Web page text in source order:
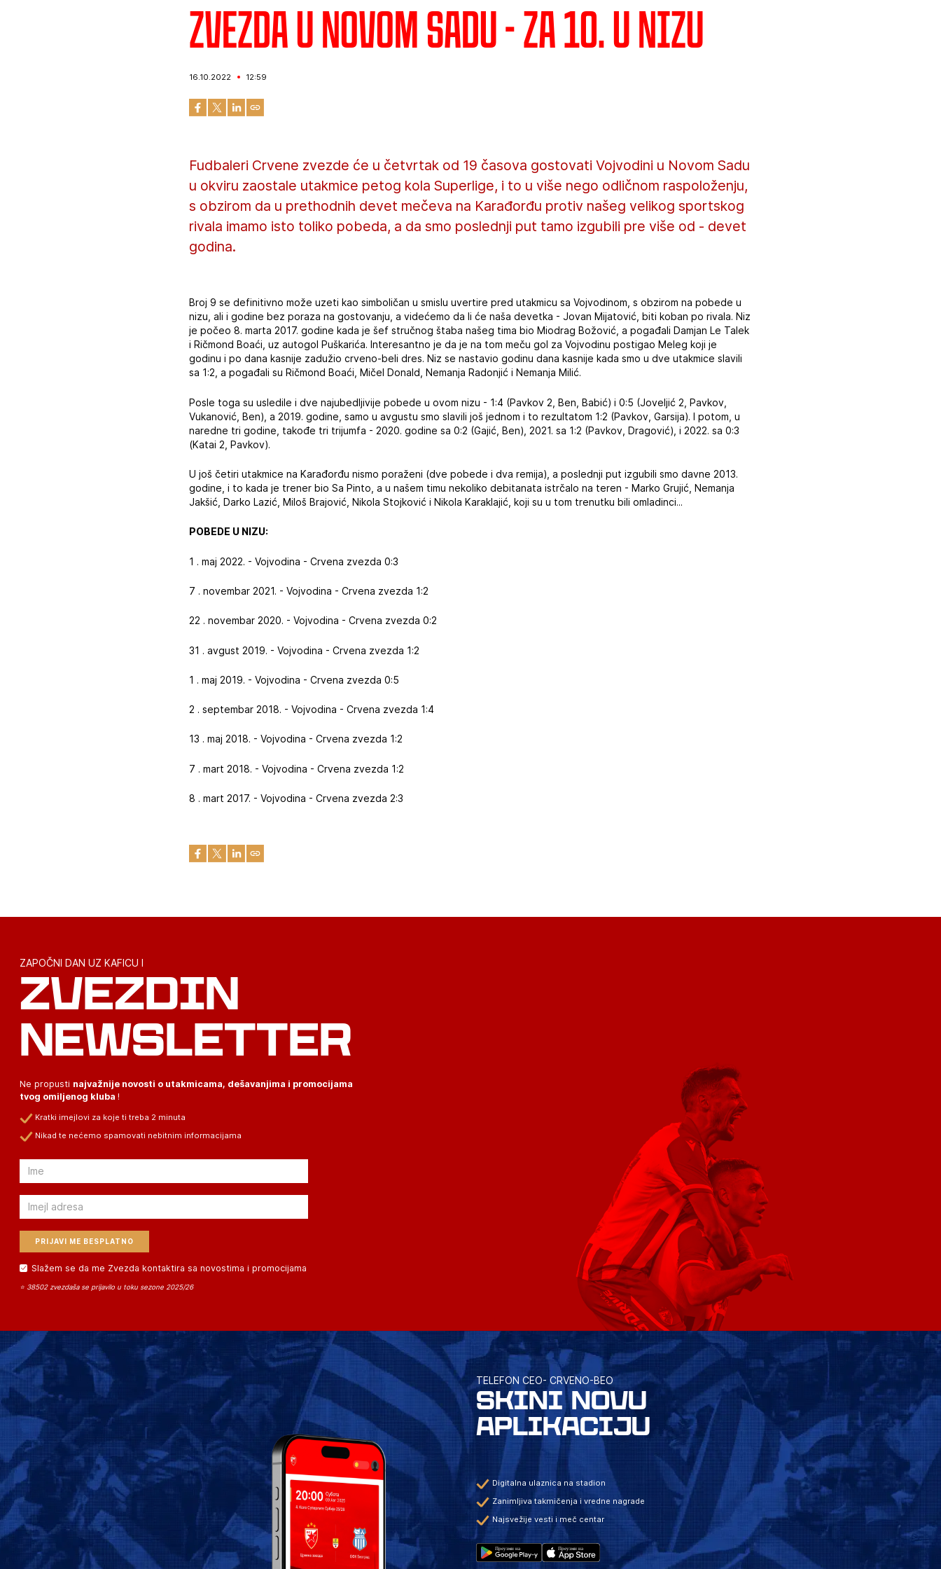
Zvezda u Novom Sadu - Za 10. u nizu
16.10.2022 12:59
Fudbaleri Crvene zvezde će u četvrtak od 19 časova gostovati Vojvodini u Novom Sadu
u okviru zaostale utakmice petog kola Superlige, i to u više nego odličnom raspoloženju,
s obzirom da u prethodnih devet mečeva na Karađorđu protiv našeg velikog sportskog
rivala imamo isto toliko pobeda, a da smo poslednji put tamo izgubili pre više od - devet
godina.
Broj 9 se definitivno može uzeti kao simboličan u smislu uvertire pred utakmicu sa Vojvodinom, s obzirom na pobede u
nizu, ali i godine bez poraza na gostovanju, a videćemo da li će naša devetka - Jovan Mijatović, biti koban po rivala. Niz
je počeo 8. marta 2017. godine kada je šef stručnog štaba našeg tima bio Miodrag Božović, a pogađali Damjan Le Talek
i Ričmond Boaći, uz autogol Puškarića. Interesantno je da je na tom meču gol za Vojvodinu postigao Meleg koji je
godinu i po dana kasnije zadužio crveno-beli dres. Niz se nastavio godinu dana kasnije kada smo u dve utakmice slavili
sa 1:2, a pogađali su Ričmond Boaći, Mičel Donald, Nemanja Radonjić i Nemanja Milić.
Posle toga su usledile i dve najubedljivije pobede u ovom nizu - 1:4 (Pavkov 2, Ben, Babić) i 0:5 (Joveljić 2, Pavkov,
Vukanović, Ben), a 2019. godine, samo u avgustu smo slavili još jednom i to rezultatom 1:2 (Pavkov, Garsija). I potom, u
naredne tri godine, takođe tri trijumfa - 2020. godine sa 0:2 (Gajić, Ben), 2021. sa 1:2 (Pavkov, Dragović), i 2022. sa 0:3
(Katai 2, Pavkov).
U još četiri utakmice na Karađorđu nismo poraženi (dve pobede i dva remija), a poslednji put izgubili smo davne 2013.
godine, i to kada je trener bio Sa Pinto, a u našem timu nekoliko debitanata istrčalo na teren - Marko Grujić, Nemanja
Jakšić, Darko Lazić, Miloš Brajović, Nikola Stojković i Nikola Karaklajić, koji su u tom trenutku bili omladinci...
POBEDE U NIZU:
1 . maj 2022. - Vojvodina - Crvena zvezda 0:3
7 . novembar 2021. - Vojvodina - Crvena zvezda 1:2
22 . novembar 2020. - Vojvodina - Crvena zvezda 0:2
31 . avgust 2019. - Vojvodina - Crvena zvezda 1:2
1 . maj 2019. - Vojvodina - Crvena zvezda 0:5
2 . septembar 2018. - Vojvodina - Crvena zvezda 1:4
13 . maj 2018. - Vojvodina - Crvena zvezda 1:2
7 . mart 2018. - Vojvodina - Crvena zvezda 1:2
8 . mart 2017. - Vojvodina - Crvena zvezda 2:3
ZAPOČNI DAN UZ KAFICU I
ZVEZDIN
NEWSLETTER
Ne propusti najvažnije novosti o utakmicama, dešavanjima i promocijama
tvog omiljenog kluba !
Kratki imejlovi za koje ti treba 2 minuta
Nikad te nećemo spamovati nebitnim informacijama
Email
Email
Slažem se da me Zvezda kontaktira sa novostima i promocijama
⭐ 38502 zvezdaša se prijavilo u toku sezone 2025/26
TELEFON CEO- CRVENO-BEO
SKINI NOVU
APLIKACIJU
Digitalna ulaznica na stadion
Zanimljiva takmičenja i vredne nagrade
Najsvežije vesti i meč centar